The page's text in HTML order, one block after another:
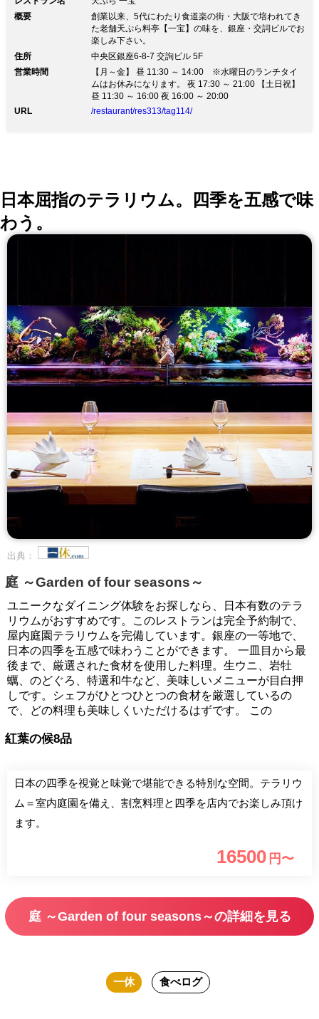
概要
創業以来、5代にわたり食道楽の街・大阪で培われてき
た老舗天ぷら料亭【一宝】の味を、銀座・交詞ビルでお
楽しみ下さい。
住所
中央区銀座6-8-7 交詢ビル 5F
営業時間
【月～金】 昼 11:30 ～ 14:00 ※水曜日のランチタイ
ムはお休みになります。 夜 17:30 ～ 21:00 【土日祝】
昼 11:30 ～ 16:00 夜 16:00 ～ 20:00
URL
/restaurant/res313/tag114/
日本屈指のテラリウム。四季を五感で味
わう。
出典：
庭 ～Garden of four seasons～
ユニークなダイニング体験をお探しなら、日本有数のテラ
リウムがおすすめです。このレストランは完全予約制で、
屋内庭園テラリウムを完備しています。銀座の一等地で、
日本の四季を五感で味わうことができます。 一皿目から最
後まで、厳選された食材を使用した料理。生ウニ、岩牡
蠣、のどぐろ、特選和牛など、美味しいメニューが目白押
しです。シェフがひとつひとつの食材を厳選しているの
で、どの料理も美味しくいただけるはずです。 この
紅葉の候8品
日本の四季を視覚と味覚で堪能できる特別な空間。テラリウ
ム＝室内庭園を備え、割烹料理と四季を店内でお楽しみ頂け
ます。
16500 円〜
庭 ～Garden of four seasons～の詳細を見る
一休 食べログ